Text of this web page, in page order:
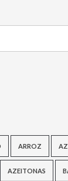
ARROZ
AZEITONAS